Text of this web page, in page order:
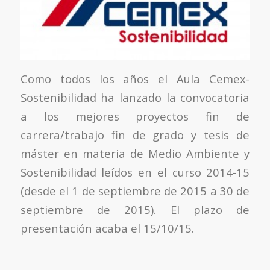
Como todos los años el Aula Cemex-
Sostenibilidad ha lanzado la convocatoria
a los mejores proyectos fin de
carrera/trabajo fin de grado y tesis de
máster en materia de Medio Ambiente y
Sostenibilidad leídos en el curso 2014-15
(desde el 1 de septiembre de 2015 a 30 de
septiembre de 2015). El plazo de
presentación acaba el 15/10/15.